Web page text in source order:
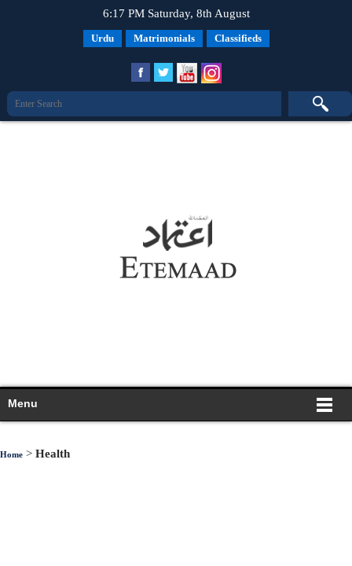
6:17 PM Saturday, 8th August
Urdu Matrimonials Classifieds
Menu
Home > Health